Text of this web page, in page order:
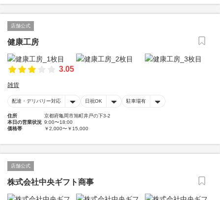
店舗公式
健康工房
3.05
雑貨
配達・デリバリー対応 日祝OK 駐車場有
住所
京都府亀岡市旭町井戸の下3-2
本日の営業状況 9:00〜18:00
価格帯
￥2,000〜￥15,000
店舗公式
株式会社中央ギフト商事